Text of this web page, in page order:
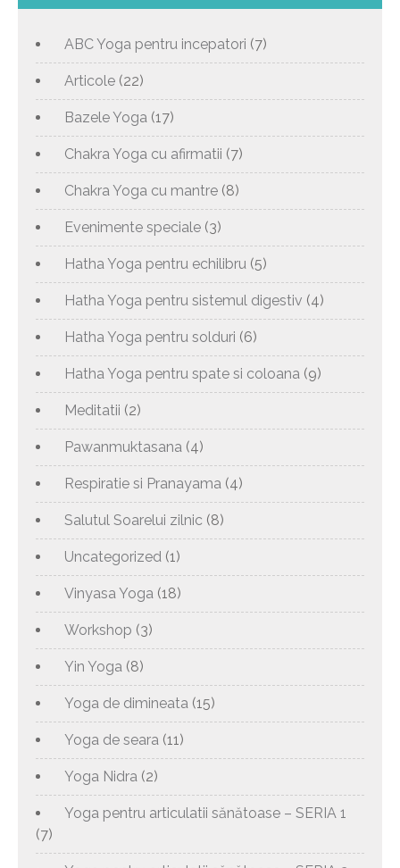
ABC Yoga pentru incepatori (7)
Articole (22)
Bazele Yoga (17)
Chakra Yoga cu afirmatii (7)
Chakra Yoga cu mantre (8)
Evenimente speciale (3)
Hatha Yoga pentru echilibru (5)
Hatha Yoga pentru sistemul digestiv (4)
Hatha Yoga pentru solduri (6)
Hatha Yoga pentru spate si coloana (9)
Meditatii (2)
Pawanmuktasana (4)
Respiratie si Pranayama (4)
Salutul Soarelui zilnic (8)
Uncategorized (1)
Vinyasa Yoga (18)
Workshop (3)
Yin Yoga (8)
Yoga de dimineata (15)
Yoga de seara (11)
Yoga Nidra (2)
Yoga pentru articulatii sănătoase – SERIA 1
(7)